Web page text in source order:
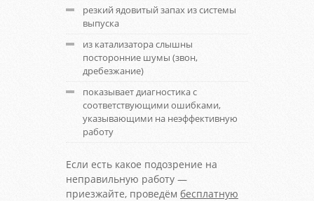
резкий ядовитый запах из системы
выпуска
из катализатора слышны
посторонние шумы (звон,
дребезжание)
показывает диагностика с
соответствующими ошибками,
указывающими на неэффективную
работу
Если есть какое подозрение на
неправильную работу —
приезжайте, проведём бесплатную